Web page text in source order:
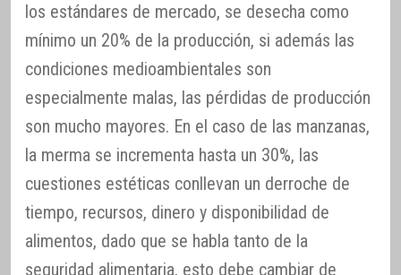
los estándares de mercado, se desecha como
mínimo un 20% de la producción, si además las
condiciones medioambientales son
especialmente malas, las pérdidas de producción
son mucho mayores. En el caso de las manzanas,
la merma se incrementa hasta un 30%, las
cuestiones estéticas conllevan un derroche de
tiempo, recursos, dinero y disponibilidad de
alimentos, dado que se habla tanto de la
seguridad alimentaria, esto debe cambiar de